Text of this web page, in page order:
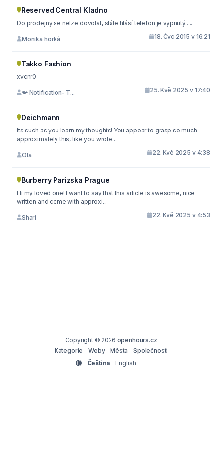
Reserved Central Kladno
Do prodejny se nelze dovolat, stále hlásí telefon je vypnutý.....
Monika horká 18. Čvc 2015 v 16:21
Takko Fashion
xvcnr0
📯 Notification- T... 25. Kvě 2025 v 17:40
Deichmann
Its such as you learn my thoughts! You appear to grasp so much
approximately this, like you wrote...
Ola 22. Kvě 2025 v 4:38
Burberry Parizska Prague
Hi my loved one! I want to say that this article is awesome, nice
written and come with approxi...
Shari 22. Kvě 2025 v 4:53
Copyright © 2026 openhours.cz
Kategorie
Weby Města
Společnosti
Čeština
English